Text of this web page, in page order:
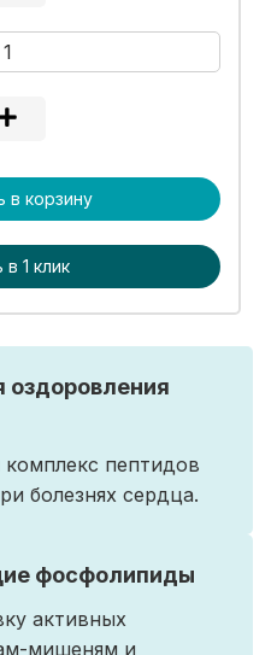
в корзину
в 1 клик
пептидов
болезнях сердца.
фосфолипиды
активных
мишеням и